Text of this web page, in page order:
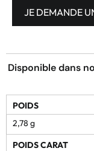
JE DEMANDE
Disponible dans
POIDS
2,78 g
POIDS CARAT